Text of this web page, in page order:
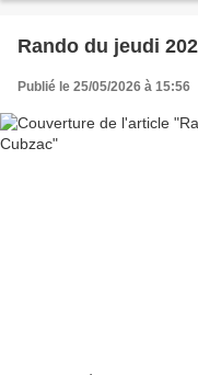
Rando du jeudi
Publié le 25/05/2026 à 15:56